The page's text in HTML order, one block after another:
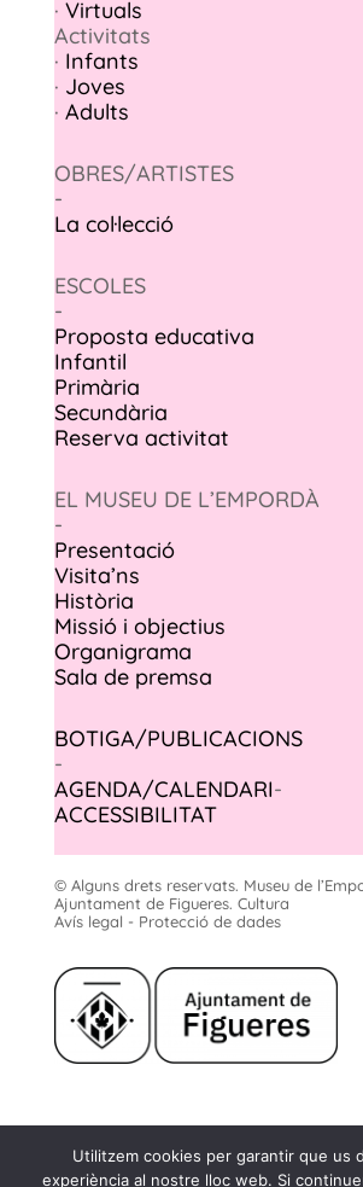
· Virtuals
Activitats
· Infants
· Joves
· Adults
OBRES/ARTISTES
-
La col·lecció
ESCOLES
-
Proposta educativa
Infantil
Primària
Secundària
Reserva activitat
EL MUSEU DE L’EMPORDÀ
-
Presentació
Visita’ns
Història
Missió i objectius
Organigrama
Sala de premsa
BOTIGA/PUBLICACIONS
-
AGENDA/CALENDARI-
ACCESSIBILITAT
© Alguns drets reservats. Museu de
Ajuntament de Figueres. Cultura
Avís legal - Protecció de dades
Museu de l'Empordà
Rambla, 2
Utilitzem cookies per garantir que us
experiència al nostre lloc web. Si